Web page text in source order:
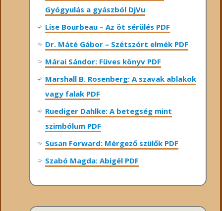
Gyógyulás a gyászból DjVu
Lise Bourbeau – Az öt sérülés PDF
Dr. Máté Gábor – Szétszórt elmék PDF
Márai Sándor: Füves könyv PDF
Marshall B. Rosenberg: A szavak ablakok
vagy falak PDF
Ruediger Dahlke: A betegség mint
szimbólum PDF
Susan Forward: Mérgező szülők PDF
Szabó Magda: Abigél PDF